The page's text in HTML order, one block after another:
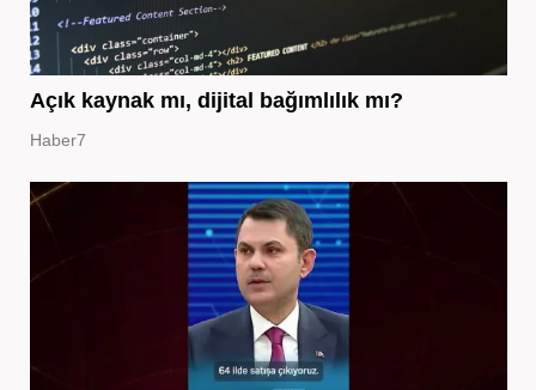
Açık kaynak mı, dijital bağımlılık mı?
Haber7